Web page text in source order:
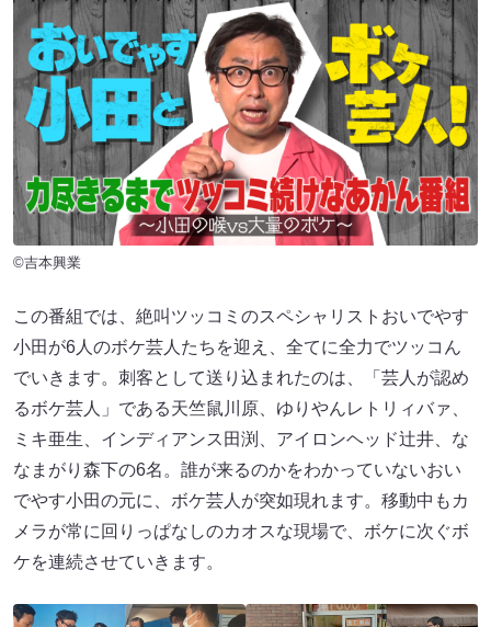
©吉本興業
この番組では、絶叫ツッコミのスペシャリストおいでやす
小田が6人のボケ芸人たちを迎え、全てに全力でツッコん
でいきます。刺客として送り込まれたのは、「芸人が認め
るボケ芸人」である天竺鼠川原、ゆりやんレトリィバァ、
ミキ亜生、インディアンス田渕、アイロンヘッド辻井、な
なまがり森下の6名。誰が来るのかをわかっていないおい
でやす小田の元に、ボケ芸人が突如現れます。移動中もカ
メラが常に回りっぱなしのカオスな現場で、ボケに次ぐボ
ケを連続させていきます。